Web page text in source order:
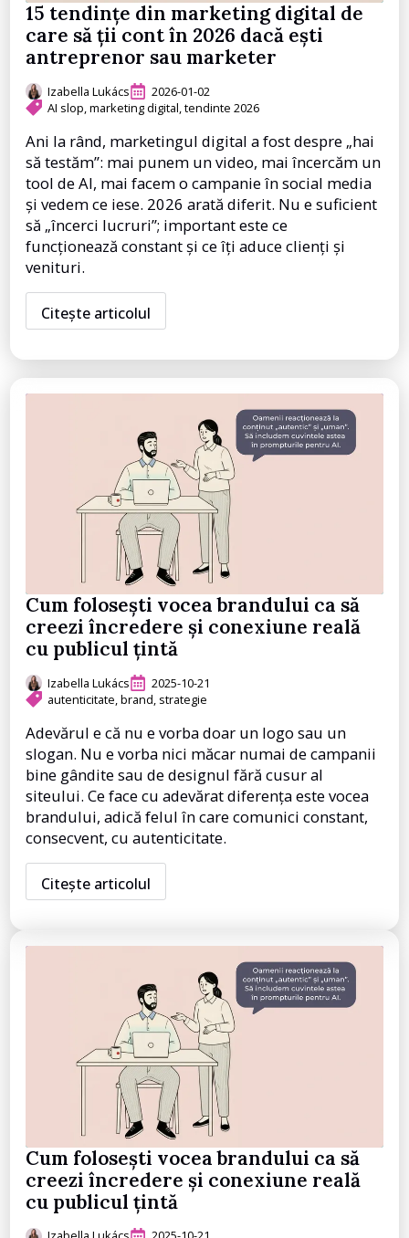
15 tendințe din marketing digital de
care să ții cont în 2026 dacă ești
antreprenor sau marketer
Izabella Lukács
2026-01-02
AI slop marketing digital tendinte 2026
Ani la rând, marketingul digital a fost despre „hai
să testăm”: mai punem un video, mai încercăm un
tool de AI, mai facem o campanie în social media
și vedem ce iese. 2026 arată diferit. Nu e suficient
să „încerci lucruri”; important este ce
funcționează constant și ce îți aduce clienți și
venituri.
Citește articolul
Cum folosești vocea brandului ca să
creezi încredere și conexiune reală
cu publicul țintă
Izabella Lukács
2025-10-21
autenticitate brand strategie
Adevărul e că nu e vorba doar un logo sau un
slogan. Nu e vorba nici măcar numai de campanii
bine gândite sau de designul fără cusur al
siteului. Ce face cu adevărat diferența este vocea
brandului, adică felul în care comunici constant,
consecvent, cu autenticitate.
Citește articolul
Cum folosești vocea brandului ca să
creezi încredere și conexiune reală
cu publicul țintă